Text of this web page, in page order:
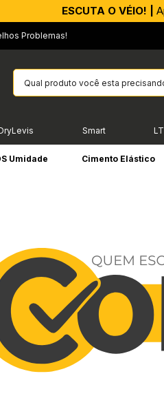
APROVEITE AGORA |
ESCUTA O VÉIO! |
Problemas!
Smart
Umidade Cimento Elástico